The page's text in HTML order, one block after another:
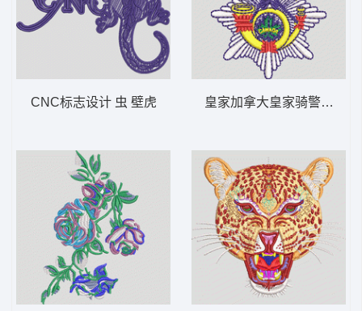
CNC标志设计 虫 壁虎 皇家加拿大皇家骑警徽章